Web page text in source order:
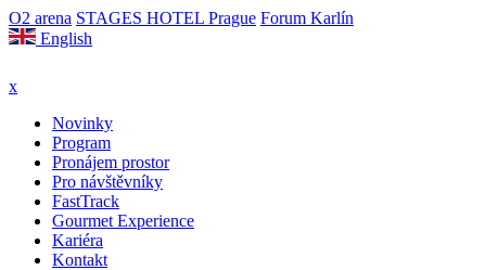
O2 arena STAGES HOTEL Prague Forum Karlín
English
x
Novinky
Program
Pronájem prostor
Pro návštěvníky
FastTrack
Gourmet Experience
Kariéra
Kontakt